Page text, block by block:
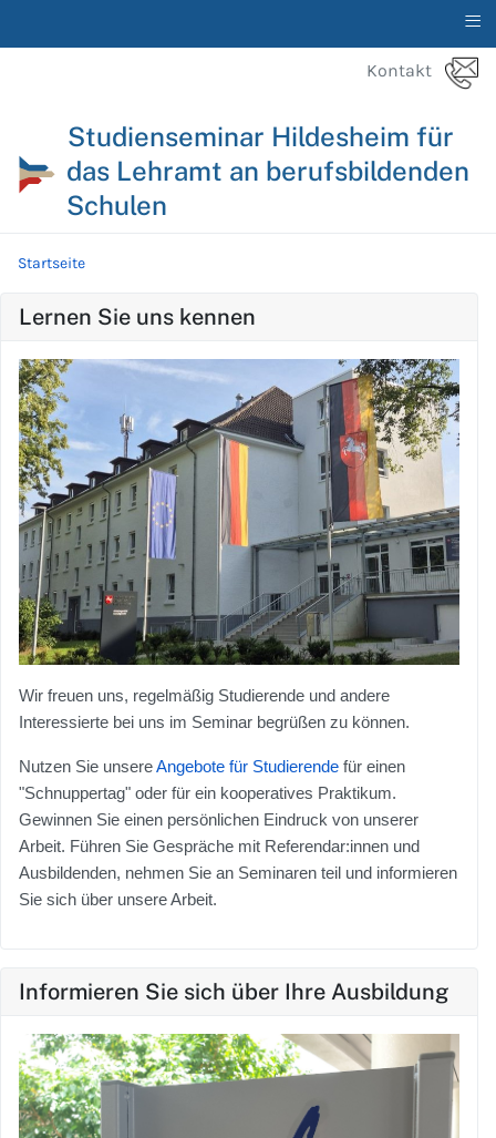
Kontakt
Studienseminar Hildesheim für
das Lehramt an berufsbildenden
Schulen
Startseite
Lernen Sie uns kennen
Wir freuen uns, regelmäßig Studierende und andere
Interessierte bei uns im Seminar begrüßen zu können.
Nutzen Sie unsereAngebote für Studierende für einen
"Schnuppertag" oder für ein kooperatives Praktikum.
Gewinnen Sie einen persönlichen Eindruck von unserer
Arbeit. Führen Sie Gespräche mit Referendar:innen und
Ausbildenden, nehmen Sie an Seminaren teil und informieren
Sie sich über unsere Arbeit.
Informieren Sie sich über Ihre Ausbildung
≡